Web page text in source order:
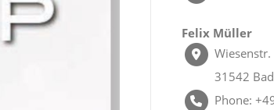
Felix Müller
Wiesenstr.
31542
Phone: